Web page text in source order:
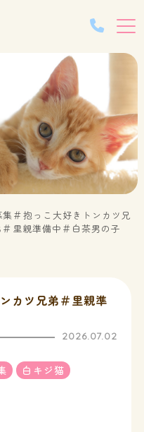
集＃抱っこ大好きトンカツ兄
＃里親準備中＃白茶男の子
カツ兄弟＃里親準
2026.07.02
白キジ猫